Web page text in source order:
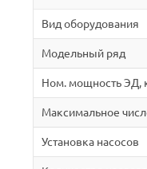
Вид оборудования
Модельный ряд
Ном. мощность ЭД,
Максимальное
Установка насосов